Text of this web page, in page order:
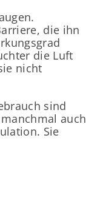
die ihn
die Luft
nicht
sind
auch
Sie